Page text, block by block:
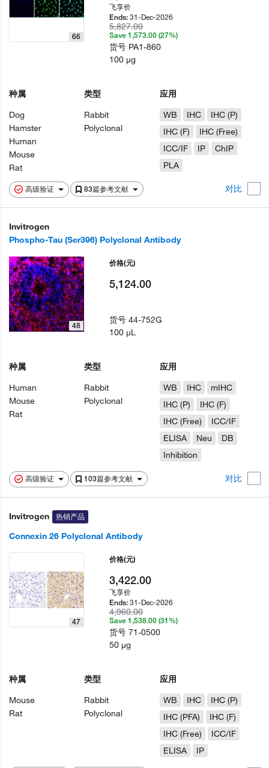
高级验证 83篇参考文献 对比
66
种属
Dog
Hamster
Human
Mouse
Rat
类型
Rabbit
Polyclonal
应用
WB
IHC
IHC (P)
IHC (F)
IHC (Free)
ICC/IF
IP
ChIP
PLA
飞享价
Ends:31-Dec-2026
5,827.00
Save 1,573.00 (27%)
货号 PA1-860
100 µg
Invitrogen
Phospho-Tau (Ser396) Polyclonal Antibody
高级验证 103篇参考文献 对比
48
种属
Human
Mouse
Rat
类型
Rabbit
Polyclonal
应用
WB
IHC
mIHC
IHC (P)
IHC (F)
IHC (Free)
ICC/IF
ELISA
Neu
DB
Inhibition
价格(元)
5,124.00
货号44-752G
100 µL
Invitrogen 热销产品
Connexin 26 Polyclonal Antibody
47
种属
Mouse
Rat
类型
Rabbit
Polyclonal
应用
WB
IHC
IHC (P)
IHC (PFA)
IHC (F)
IHC (Free)
ICC/IF
ELISA
IP
价格(元)
3,422.00
飞享价
Ends:31-Dec-2026
4,960.00
Save 1,538.00 (31%)
货号71-0500
50 µg